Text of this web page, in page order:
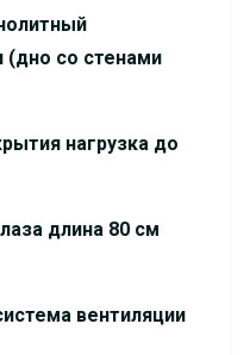
(дно со стенами
нагрузка до
длина 80 см
вентиляции